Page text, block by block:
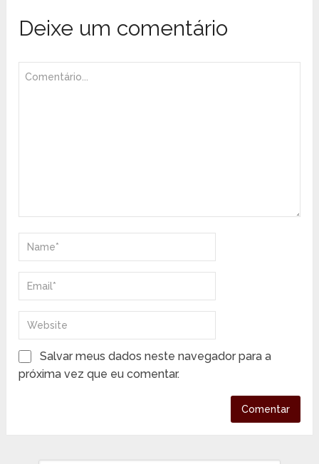
Deixe um comentário
Salvar meus dados neste navegador para a
próxima vez que eu comentar.